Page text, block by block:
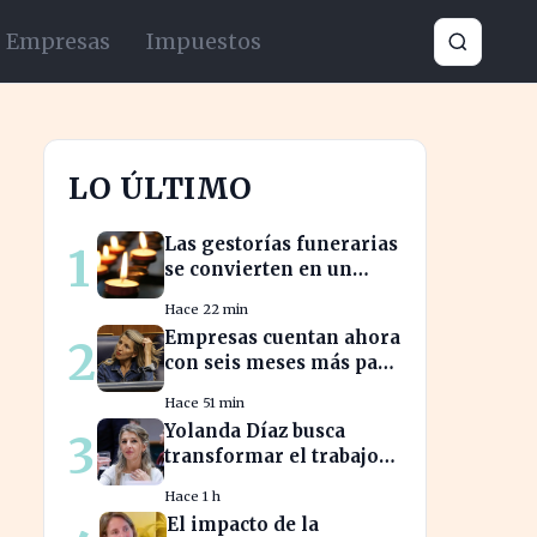
Empresas Impuestos
LO ÚLTIMO
1
Las gestorías funerarias
se convierten en un
complicado proceso
administrativo tras un
fallecimiento.
Hace 22 min
2
Empresas cuentan ahora
con seis meses más para
salarial sin
restricciones de
confidencialidad
Hace 51 min
3
Yolanda Díaz busca
transformar el trabajo
de derechos laborales
Hace 1 h
El impacto de la